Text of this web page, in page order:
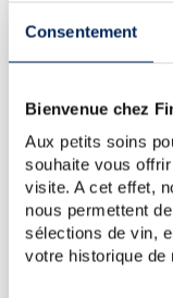
Consentement
Bienvenue chez
Aux petits soins
souhaite vous
visite. A cet effet,
nous permettent
sélections de vin,
votre historique de
17/07/2026
06/06/2025
24/01/2025
08/12/2023
UN